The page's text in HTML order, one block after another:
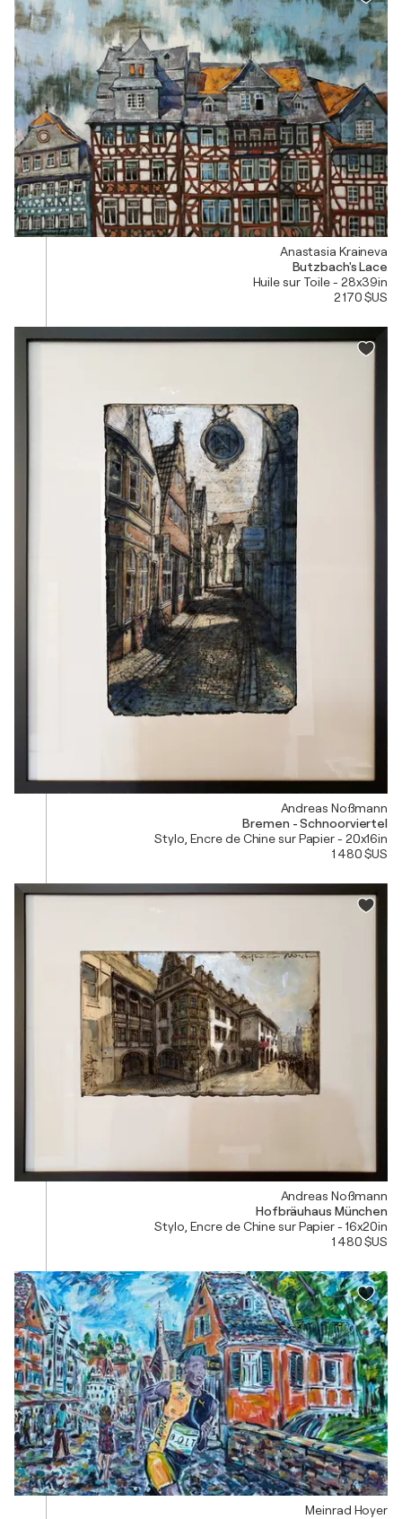
Anastasia Kraineva
Butzbach's Lace
Huile sur Toile - 28x39in
2 170 $US
Andreas Noßmann
Bremen - Schnoorviertel
Stylo, Encre de Chine sur Papier - 20x16in
1 480 $US
Andreas Noßmann
Hofbräuhaus München
Stylo, Encre de Chine sur Papier - 16x20in
1 480 $US
Meinrad Hoyer